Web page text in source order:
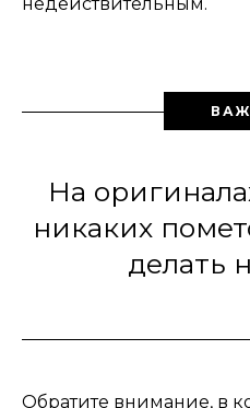
На
никаких
делать
Обратите внимание, в